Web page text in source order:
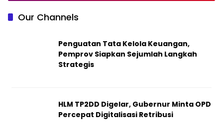
Our Channels
Penguatan Tata Kelola Keuangan,
Pemprov Siapkan Sejumlah Langkah
Strategis
HLM TP2DD Digelar, Gubernur Minta OPD
Percepat Digitalisasi Retribusi